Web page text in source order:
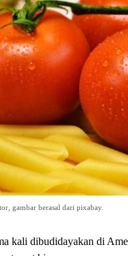
gambar berasal dari pixabay.
kali dibudidayakan di